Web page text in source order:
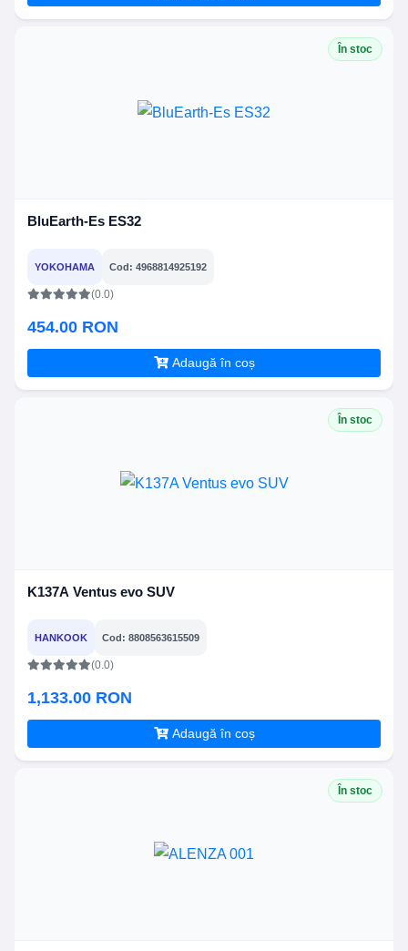
În stoc
BluEarth-Es ES32
YOKOHAMA Cod: 4968814925192
(0.0)
454.00 RON
Adaugă în coș
În stoc
K137A Ventus evo SUV
HANKOOK Cod: 8808563615509
(0.0)
1,133.00 RON
Adaugă în coș
În stoc